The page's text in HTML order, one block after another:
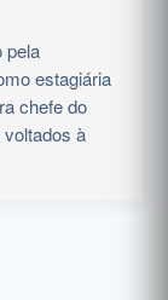
pela
estagiária
chefe do
à